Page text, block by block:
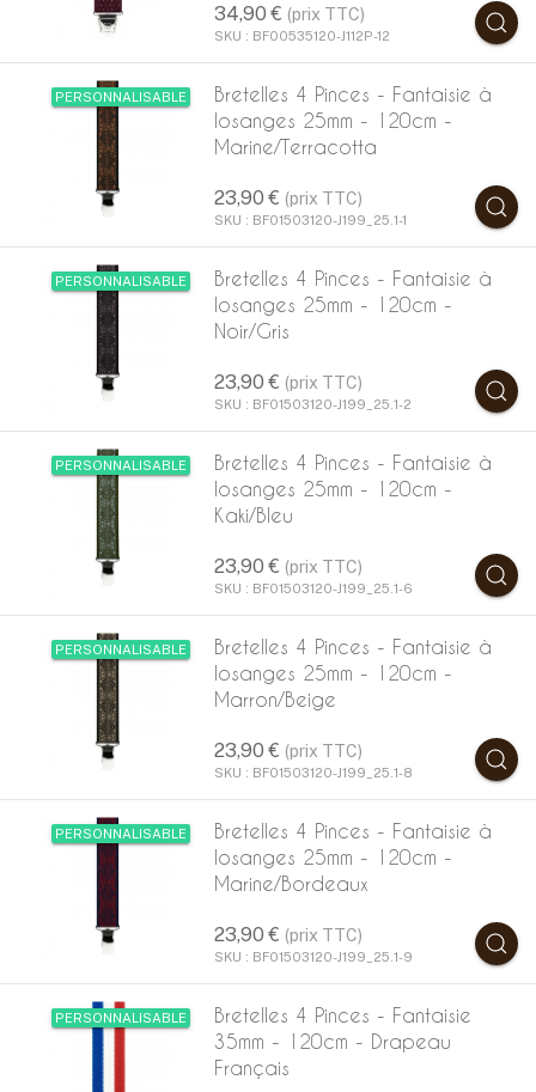
34,90 € (prix TTC)
SKU : BF00535120-J112P-12
PERSONNALISABLE
Bretelles 4 Pinces - Fantaisie à
losanges 25mm - 120cm -
Marine/Terracotta
23,90 € (prix TTC)
SKU : BF01503120-J199_25.1-1
PERSONNALISABLE
Bretelles 4 Pinces - Fantaisie à
losanges 25mm - 120cm -
Noir/Gris
23,90 € (prix TTC)
SKU : BF01503120-J199_25.1-2
PERSONNALISABLE
Bretelles 4 Pinces - Fantaisie à
losanges 25mm - 120cm -
Kaki/Bleu
23,90 € (prix TTC)
SKU : BF01503120-J199_25.1-6
PERSONNALISABLE
Bretelles 4 Pinces - Fantaisie à
losanges 25mm - 120cm -
Marron/Beige
23,90 € (prix TTC)
SKU : BF01503120-J199_25.1-8
PERSONNALISABLE
Bretelles 4 Pinces - Fantaisie à
losanges 25mm - 120cm -
Marine/Bordeaux
23,90 € (prix TTC)
SKU : BF01503120-J199_25.1-9
PERSONNALISABLE
Bretelles 4 Pinces - Fantaisie
35mm - 120cm - Drapeau
Français